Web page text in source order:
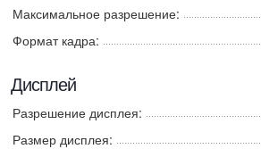
Максимальное разрешение:
Формат кадра:
Дисплей
Разрешение дисплея:
Размер дисплея: